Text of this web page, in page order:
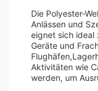
Die Polyester-
Anlässen und
eignet sich ideal
Geräte und
Aktivitäten wie
werden, um